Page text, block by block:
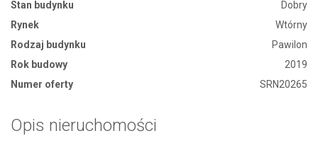
Stan budynku
Dobry
Rynek
Wtórny
Rodzaj budynku
Pawilon
Rok budowy
2019
Numer oferty
SRN20265
Opis nieruchomości